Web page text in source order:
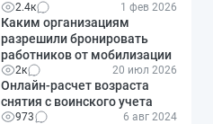
2.4к 1 фев 2026
Каким организациям
разрешили бронировать
работников от мобилизации
2к 20 июл 2026
Онлайн-расчет возраста
снятия с воинского учета
973 6 авг 2024